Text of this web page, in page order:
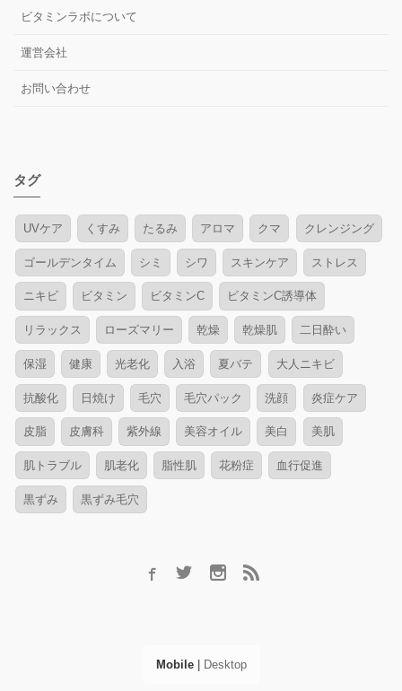
ビタミンラボについて
運営会社
お問い合わせ
タグ
UVケア くすみ たるみ アロマ クマ クレンジング
ゴールデンタイム シミ シワ スキンケア ストレス
ニキビ ビタミン ビタミンC ビタミンC誘導体
リラックス ローズマリー 乾燥 乾燥肌 二日酔い
保湿 健康 光老化 入浴 夏バテ 大人ニキビ
抗酸化 日焼け 毛穴 毛穴パック 洗顔 炎症ケア
皮脂 皮膚科 紫外線 美容オイル 美白 美肌
肌トラブル 肌老化 脂性肌 花粉症 血行促進
黒ずみ 黒ずみ毛穴
Mobile| Desktop